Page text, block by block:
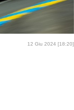
12 Giu 2024 [18:20]